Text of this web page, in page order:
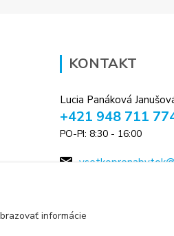
KONTAKT
Lucia Panáková
+421 948 711
PO-PI: 8:30 - 16:00
informácie